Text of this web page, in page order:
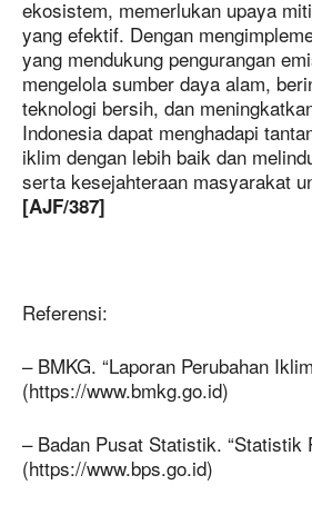
ekosistem, memerlukan upaya
yang efektif. Dengan
yang mendukung pengurangan
mengelola sumber daya alam,
teknologi bersih, dan
Indonesia dapat menghadapi
iklim dengan lebih baik dan
serta kesejahteraan masyarakat
[AJF/387]
Referensi:
– BMKG. “Laporan Perubahan
(https://www.bmkg.go.id)
– Badan Pusat Statistik. “Statistik
(https://www.bps.go.id)